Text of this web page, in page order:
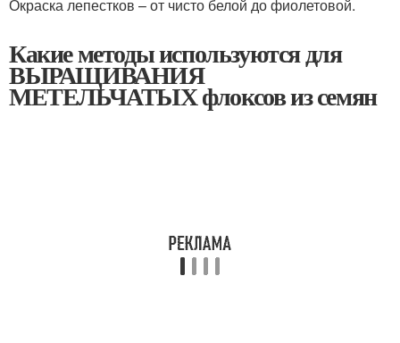
Окраска лепестков – от чисто белой до фиолетовой.
Какие методы используются для
ВЫРАЩИВАНИЯ
МЕТЕЛЬЧАТЫХ флоксов из семян